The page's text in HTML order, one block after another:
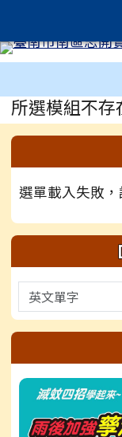
主內容區域
所選模組不存
左邊區域內容
選單載入失敗
英文單字
頁尾區域